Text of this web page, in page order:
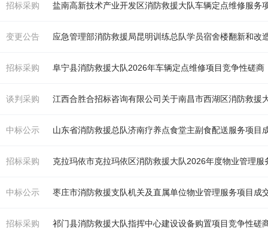
招标采购 盐南高新技术产业开发区消防救援大队车辆定点维修服务
变更公告 应急管理部消防救援局昆明训练总队学员宿舍楼翻新和改
招标采购 阜宁县消防救援大队2026年车辆定点维修项目竞争性磋商
谈判采购 江西合胜合招标咨询有限公司关于南昌市西湖区消防救援大队
中标公示 山东省消防救援总队济南疗养点食堂主副食配送服务项目
招标采购 克拉玛依市克拉玛依区消防救援大队2026年度物业管理服
中标公示 枣庄市消防救援支队机关及直属单位物业管理服务项目成
招标采购 祁门县消防救援大队指挥中心建设设备购置项目竞争性磋